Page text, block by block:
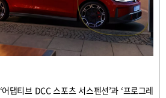
‘어댑티브 DCC 스포츠 서스펜션’과 ‘프로그레